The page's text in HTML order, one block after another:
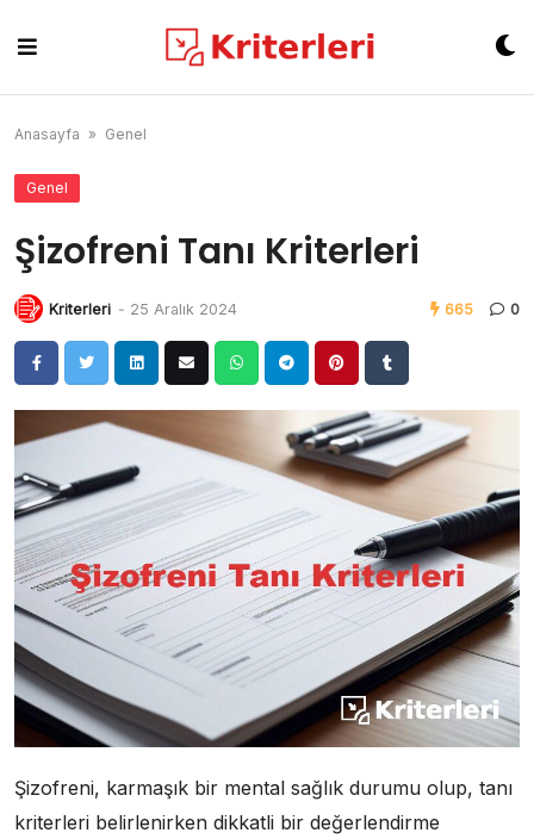
content
Anasayfa » Genel
Genel
Şizofreni Tanı Kriterleri
Kriterleri - 25 Aralık 2024 665 0
Şizofreni, karmaşık bir mental sağlık durumu olup, tanı
kriterleri belirlenirken dikkatli bir değerlendirme